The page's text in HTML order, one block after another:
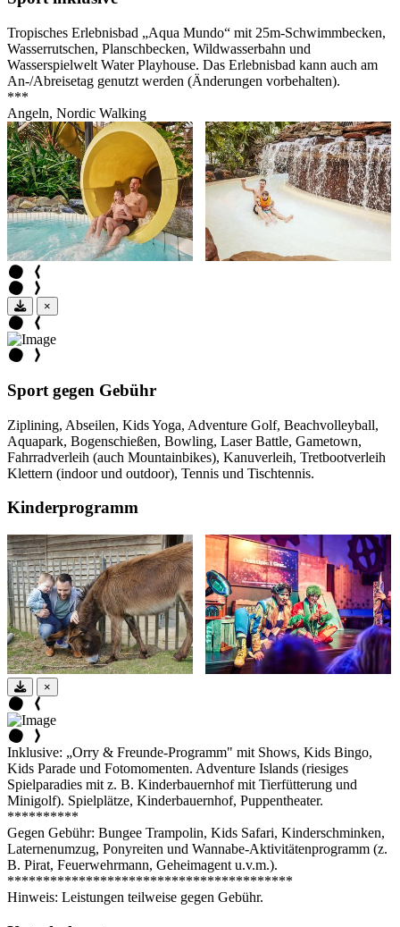
Tropisches Erlebnisbad „Aqua Mundo“ mit 25m-Schwimmbecken,
Wasserrutschen, Planschbecken, Wildwasserbahn und
Wasserspielwelt Water Playhouse. Das Erlebnisbad kann auch am
An-/Abreisetag genutzt werden (Änderungen vorbehalten).
***
Angeln, Nordic Walking
×
Sport gegen Gebühr
Ziplining, Abseilen, Kids Yoga, Adventure Golf, Beachvolleyball,
Aquapark, Bogenschießen, Bowling, Laser Battle, Gametown,
Fahrradverleih (auch Mountainbikes), Kanuverleih, Tretbootverleih
Klettern (indoor und outdoor), Tennis und Tischtennis.
Kinderprogramm
×
Inklusive: „Orry & Freunde-Programm" mit Shows, Kids Bingo,
Kids Parade und Fotomomenten. Adventure Islands (riesiges
Spielparadies mit z. B. Kinderbauernhof mit Tierfütterung und
Minigolf). Spielplätze, Kinderbauernhof, Puppentheater.
**********
Gegen Gebühr: Bungee Trampolin, Kids Safari, Kinderschminken,
Laternenumzug, Ponyreiten und Wannabe-Aktivitätenprogramm (z.
B. Pirat, Feuerwehrmann, Geheimagent u.v.m.).
****************************************
Hinweis: Leistungen teilweise gegen Gebühr.